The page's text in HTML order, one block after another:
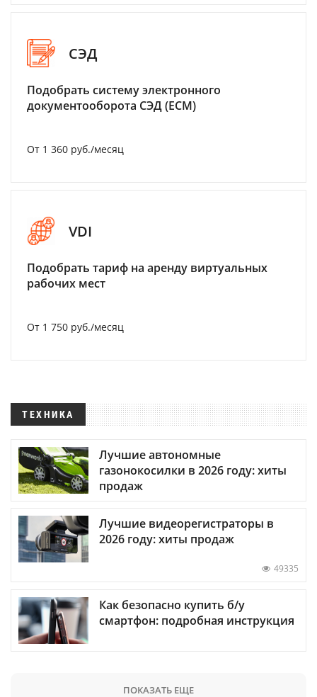
СЭД
Подобрать систему электронного
документооборота СЭД (ECM)
От 1 360 руб./месяц
VDI
Подобрать тариф на аренду виртуальных
рабочих мест
От 1 750 руб./месяц
ТЕХНИКА
Лучшие автономные
газонокосилки в 2026 году: хиты
продаж
Лучшие видеорегистраторы в
2026 году: хиты продаж
49335
Как безопасно купить б/у
смартфон: подробная инструкция
ПОКАЗАТЬ ЕЩЕ